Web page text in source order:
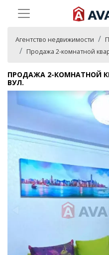
Агентство недвижимости
Продажа 2-комнатной
ПРОДАЖА 2-КОМНАТНОЙ
ВУЛ.